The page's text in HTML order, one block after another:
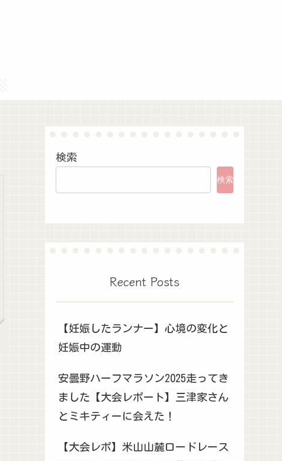
検索
検索
Recent Posts
【妊娠したランナー】心境の変化と
妊娠中の運動
安曇野ハーフマラソン2025走ってき
ました【大会レポート】三津家さん
とミキティーに会えた！
【大会レポ】米山山麓ロードレース